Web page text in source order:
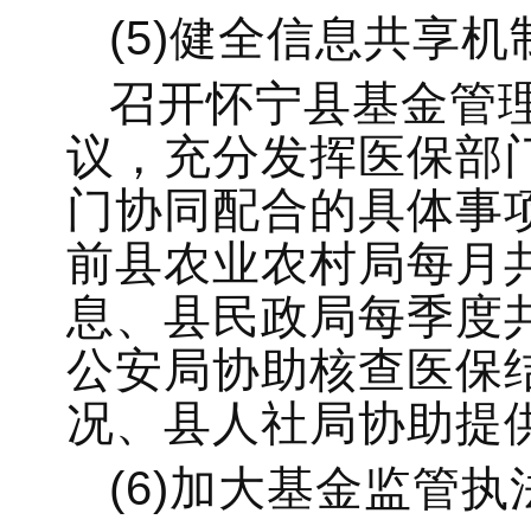
(5)健全信息共享机
召开怀宁县基金管
议，充分发挥医保部
门协同配合的具体事
前县农业农村局每月
息、县民政局每季度
公安局协助核查医保
况、县人社局协助提
(6)加大基金监管执